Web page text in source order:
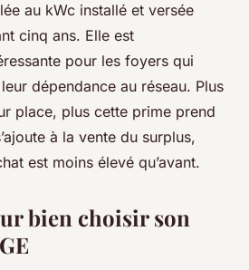
au kWc installé et versée
cinq ans. Elle est
pour les foyers qui
dépendance au réseau. Plus
place, plus cette prime prend
à la vente du surplus,
est moins élevé qu’avant.
bien choisir son